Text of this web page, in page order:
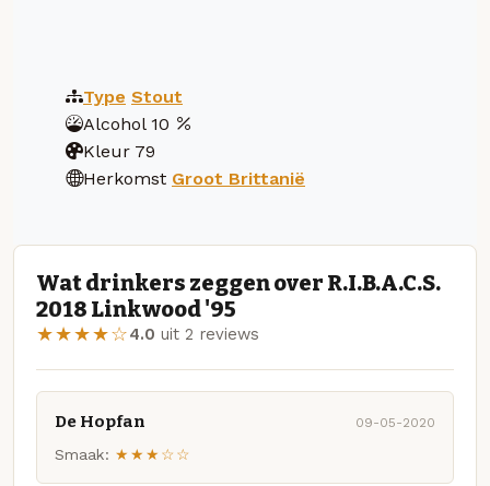
Type Stout
Alcohol 10
Kleur 79
Herkomst Groot Brittanië
Wat drinkers zeggen over R.I.B.A.C.S.
2018 Linkwood '95
★★★★☆4.0 uit 2 reviews
De Hopfan 09-05-2020
Smaak: ★★★☆☆